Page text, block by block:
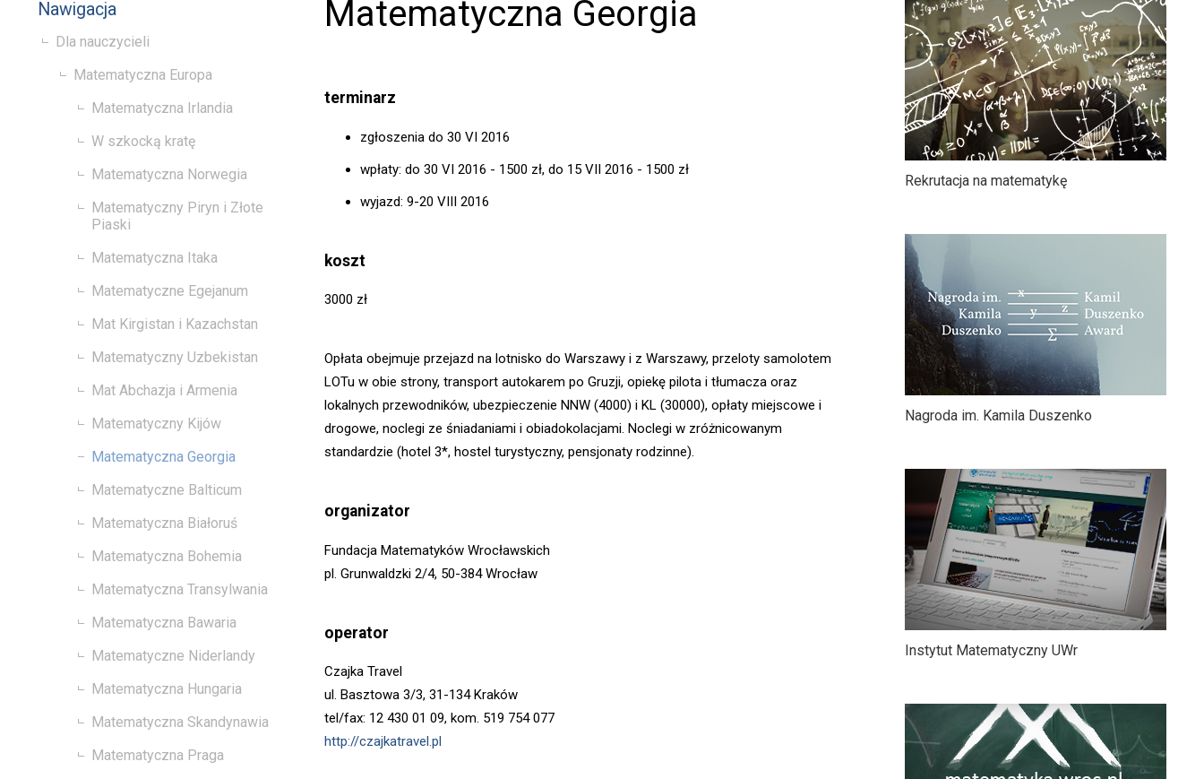
Nawigacja
Dla nauczycieli
Matematyczna Europa
Matematyczna Irlandia
W szkocką kratę
Matematyczna Norwegia
Matematyczny Piryn i Złote
Piaski
Matematyczna Itaka
Matematyczne Egejanum
Mat Kirgistan i Kazachstan
Matematyczny Uzbekistan
Mat Abchazja i Armenia
Matematyczny Kijów
Matematyczna Georgia
Matematyczne Balticum
Matematyczna Białoruś
Matematyczna Bohemia
Matematyczna Transylwania
Matematyczna Bawaria
Matematyczne Niderlandy
Matematyczna Hungaria
Matematyczna Skandynawia
Matematyczna Praga
Matematyczna Georgia
terminarz
zgłoszenia do 30 VI 2016
wpłaty: do 30 VI 2016 - 1500 zł, do 15 VII 2016 - 1500 zł
wyjazd: 9-20 VIII 2016
koszt
3000 zł
Opłata obejmuje przejazd na lotnisko do Warszawy i z Warszawy, przeloty samolotem
LOTu w obie strony, transport autokarem po Gruzji, opiekę pilota i tłumacza oraz
lokalnych przewodników, ubezpieczenie NNW (4000) i KL (30000), opłaty miejscowe i
drogowe, noclegi ze śniadaniami i obiadokolacjami. Noclegi w zróżnicowanym
standardzie (hotel 3*, hostel turystyczny, pensjonaty rodzinne).
organizator
Fundacja Matematyków Wrocławskich
pl. Grunwaldzki 2/4, 50-384 Wrocław
operator
Czajka Travel
ul. Basztowa 3/3, 31-134 Kraków
tel/fax: 12 430 01 09, kom. 519 754 077
http://czajkatravel.pl
Rekrutacja na matematykę
Nagroda im. Kamila Duszenko
Instytut Matematyczny UWr